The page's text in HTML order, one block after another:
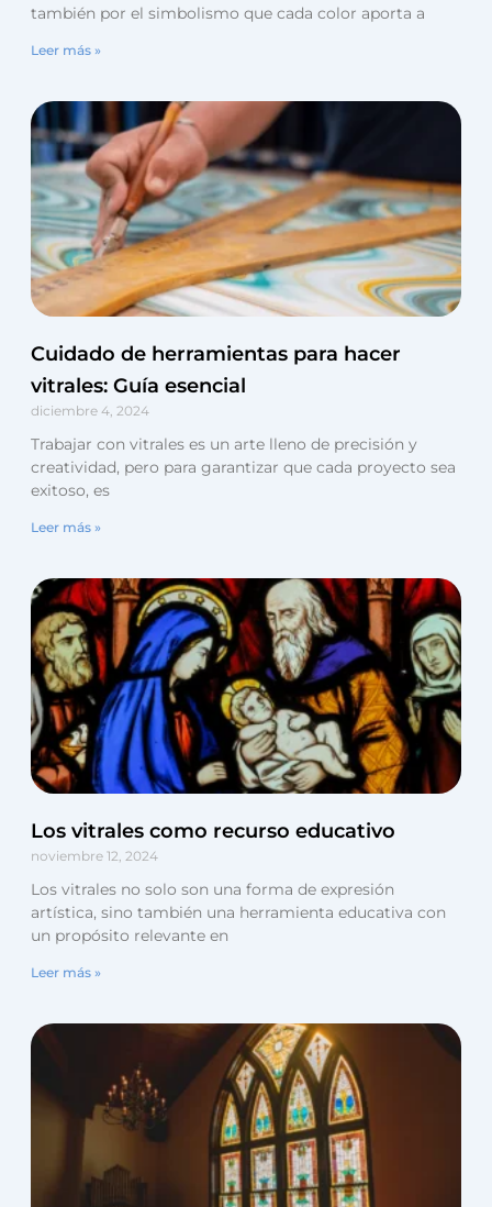
también por el simbolismo que cada color aporta a
Leer más »
Cuidado de herramientas para hacer
vitrales: Guía esencial
diciembre 4, 2024
Trabajar con vitrales es un arte lleno de precisión y
creatividad, pero para garantizar que cada proyecto sea
exitoso, es
Leer más »
Los vitrales como recurso educativo
noviembre 12, 2024
Los vitrales no solo son una forma de expresión
artística, sino también una herramienta educativa con
un propósito relevante en
Leer más »